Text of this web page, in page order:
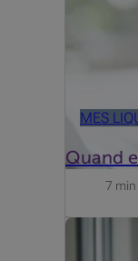
MES
Quand
7 min
Après